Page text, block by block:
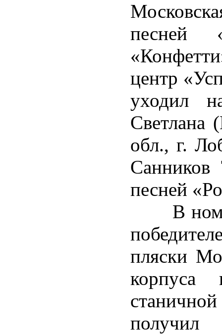
песней
центр
уходил
обл., г.
песней
В
пляски
получил